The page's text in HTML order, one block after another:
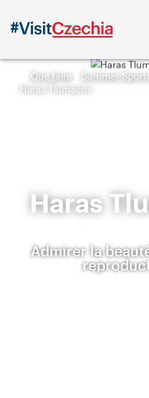
Que faire Summer
Haras Tlumačov
Haras
Admirer la